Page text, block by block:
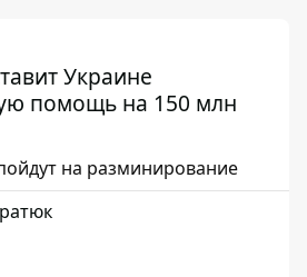
Украине
помощь на 150 млн
на разминирование